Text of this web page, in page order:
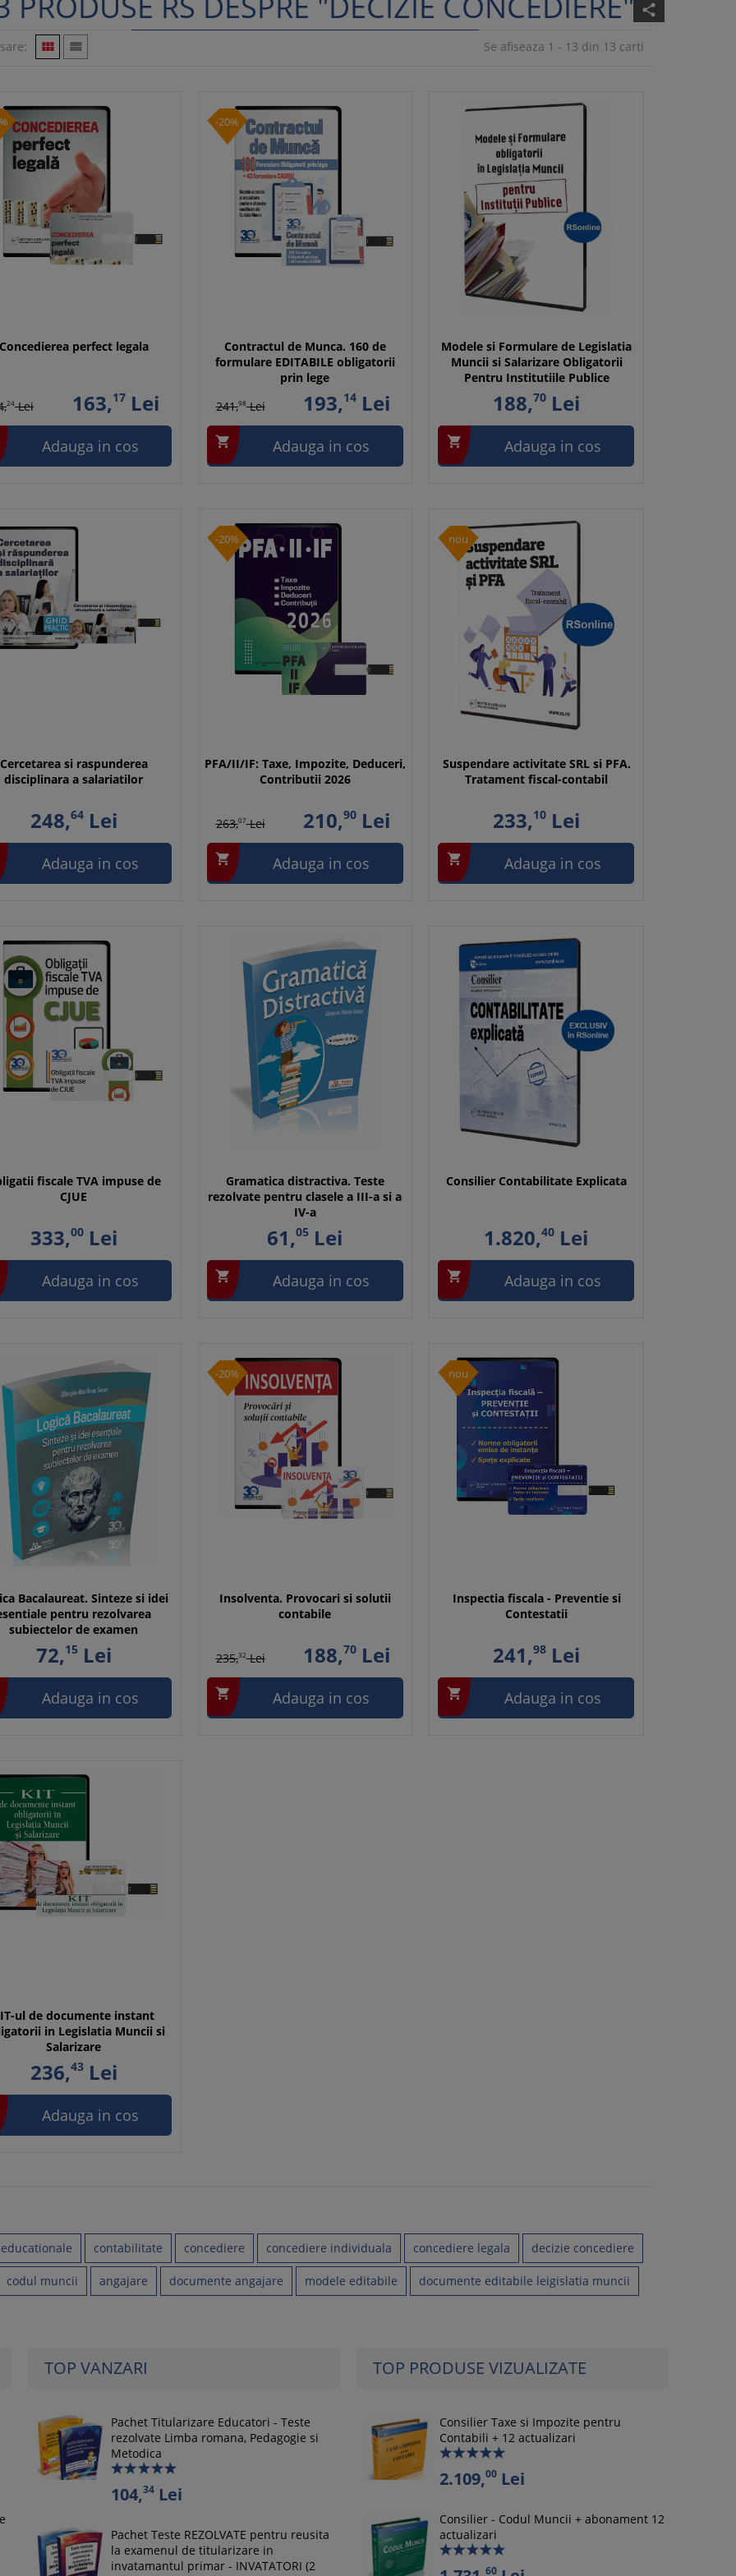
share
  Se afiseaza 1 - 13 din 13 carti
perfect legala
24Lei 163,17Lei
Adauga in cos
-20%
Contractul de Munca. 160 de
formulare EDITABILE obligatorii
prin lege
241,98Lei 193,14 Lei
 Adauga in cos
Modele si Formulare de Legislatia
Muncii si Salarizare Obligatorii
Pentru Institutiile Publice
188,70Lei
 Adauga in cos
Cercetarea si raspunderea
disciplinara a salariatilor
248,64Lei
Adauga in cos
-20%
PFA/II/IF: Taxe, Impozite, Deduceri,
Contributii 2026
263,07Lei 210,90 Lei
 Adauga in cos
nou
Suspendare activitate SRL si PFA.
Tratament fiscal-contabil
233,10Lei
 Adauga in cos
fiscale TVA impuse de
CJUE
333,00Lei
Adauga in cos
Gramatica distractiva. Teste
rezolvate pentru clasele a III-a si a
IV-a
61,05 Lei
 Adauga in cos
Consilier Contabilitate Explicata
1.820,40 Lei
 Adauga in cos
Bacalaureat. Sinteze si idei
pentru rezolvarea
subiectelor de examen
72,15Lei
Adauga in cos
-20%
Insolventa. Provocari si solutii
contabile
235,32Lei 188,70 Lei
 Adauga in cos
nou
Inspectia fiscala - Preventie si
Contestatii
241,98Lei
 Adauga in cos
ul de documente instant
in Legislatia Muncii si
Salarizare
236,43Lei
Adauga in cos
educationale contabilitate concediere concediere individuala concediere legala decizie concediere
codul muncii angajare documente angajare modele editabile documente editabile leigislatia muncii
TOP VANZARI
Pachet Titularizare Educatori - Teste
rezolvate Limba romana, Pedagogie si
Metodica
104,34Lei
Pachet Teste REZOLVATE pentru reusita
la examenul de titularizare in
invatamantul primar - INVATATORI (2
TOP PRODUSE VIZUALIZATE
Consilier Taxe si Impozite pentru
Contabili + 12 actualizari
2.109,00Lei
Consilier - Codul Muncii + abonament 12
actualizari
60